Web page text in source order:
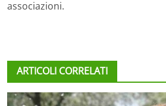
associazioni.
ARTICOLI CORRELATI